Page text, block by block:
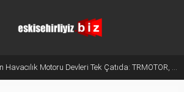
Türkiye’nin Havacılık Motoru Devleri Tek Çatıda: TRMOTOR, "TEI TEKNOLOJİ" Oldu!